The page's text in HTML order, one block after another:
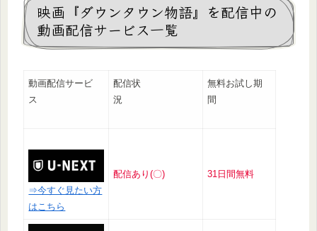
映画『ダウンタウン物語』を配信中の
動画配信サービス一覧
動画配信サービ
ス
配信状
況
無料お試し期
間
⇒今すぐ見たい方
はこちら
配信あり(〇) 31日間無料